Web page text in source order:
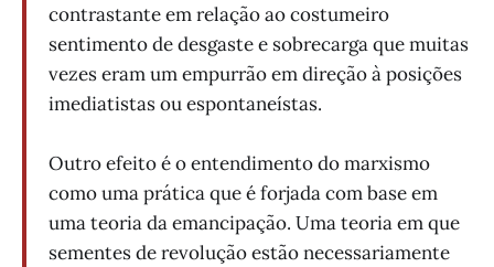
contrastante em relação ao costumeiro
sentimento de desgaste e sobrecarga que muitas
vezes eram um empurrão em direção à posições
imediatistas ou espontaneístas.
Outro efeito é o entendimento do marxismo
como uma prática que é forjada com base em
uma teoria da emancipação. Uma teoria em que
sementes de revolução estão necessariamente